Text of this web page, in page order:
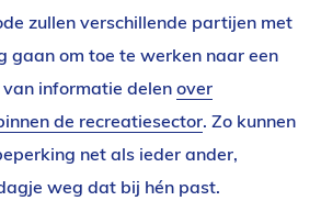
zullen verschillende partijen met
gaan om toe te werken naar een
van informatie delenover
de recreatiesector. Zo kunnen
net als ieder ander,
weg dat bij hén past.